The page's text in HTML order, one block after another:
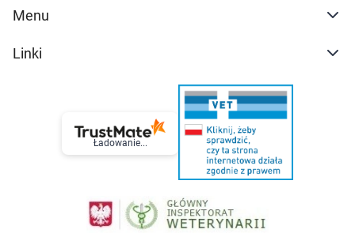
Menu
Linki
Ładowanie...